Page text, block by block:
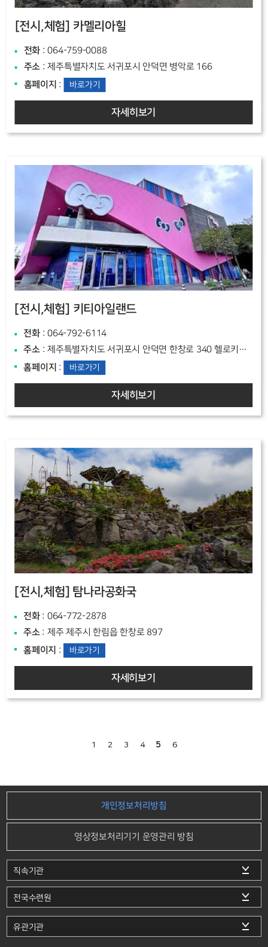
[전시,체험] 카멜리아힐
전화 : 064-759-0088
주소 : 제주특별자치도 서귀포시 안덕면 병악로 166
홈페이지 : 바로가기
자세히보기
[전시,체험] 키티아일랜드
전화 : 064-792-6114
주소 : 제주특별자치도 서귀포시 안덕면 한창로 340 헬로키티아일랜드
홈페이지 : 바로가기
자세히보기
[전시,체험] 탐나라공화국
전화: 064-772-2878
주소: 제주 제주시 한림읍 한창로 897
홈페이지 : 바로가기
자세히보기
1 2 3 4 5 6
개인정보처리방침
영상정보처리기기 운영관리 방침
직속기관
전국수련원
유관기관